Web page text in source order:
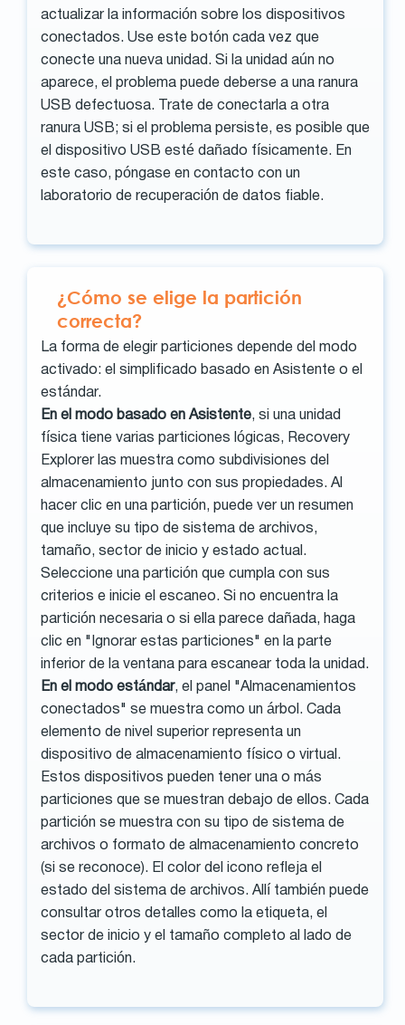
actualizar la información sobre los dispositivos
conectados. Use este botón cada vez que
conecte una nueva unidad. Si la unidad aún no
aparece, el problema puede deberse a una ranura
USB defectuosa. Trate de conectarla a otra
ranura USB; si el problema persiste, es posible que
el dispositivo USB esté dañado físicamente. En
este caso, póngase en contacto con un
laboratorio de recuperación de datos fiable.
¿Cómo se elige la partición
correcta?
La forma de elegir particiones depende del modo
activado: el simplificado basado en Asistente o el
estándar.
En el modo basado en Asistente, si una unidad
física tiene varias particiones lógicas, Recovery
Explorer las muestra como subdivisiones del
almacenamiento junto con sus propiedades. Al
hacer clic en una partición, puede ver un resumen
que incluye su tipo de sistema de archivos,
tamaño, sector de inicio y estado actual.
Seleccione una partición que cumpla con sus
criterios e inicie el escaneo. Si no encuentra la
partición necesaria o si ella parece dañada, haga
clic en "Ignorar estas particiones" en la parte
inferior de la ventana para escanear toda la unidad.
En el modo estándar, el panel "Almacenamientos
conectados" se muestra como un árbol. Cada
elemento de nivel superior representa un
dispositivo de almacenamiento físico o virtual.
Estos dispositivos pueden tener una o más
particiones que se muestran debajo de ellos. Cada
partición se muestra con su tipo de sistema de
archivos o formato de almacenamiento concreto
(si se reconoce). El color del icono refleja el
estado del sistema de archivos. Allí también puede
consultar otros detalles como la etiqueta, el
sector de inicio y el tamaño completo al lado de
cada partición.